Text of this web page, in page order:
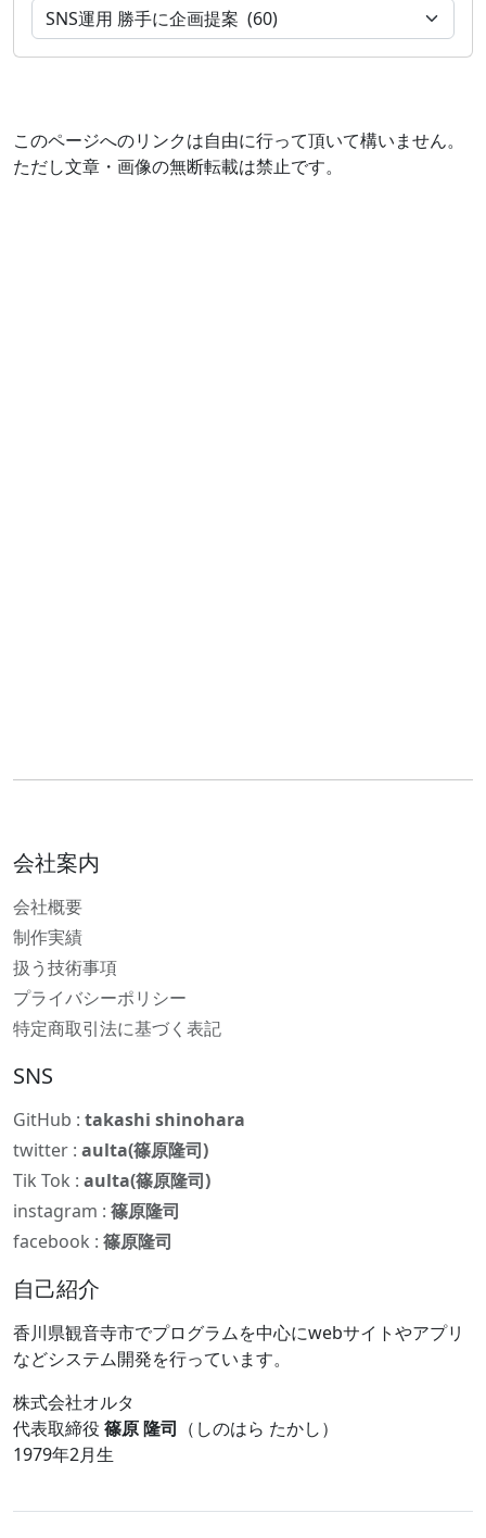
このページへのリンクは自由に行って頂いて構いません。
ただし文章・画像の無断転載は禁止です。
会社案内
会社概要
制作実績
扱う技術事項
プライバシーポリシー
特定商取引法に基づく表記
SNS
GitHub : takashi shinohara
twitter : aulta(篠原隆司)
Tik Tok : aulta(篠原隆司)
instagram : 篠原隆司
facebook : 篠原隆司
自己紹介
香川県観音寺市でプログラムを中心にwebサイトやアプリ
などシステム開発を行っています。
株式会社オルタ
代表取締役 篠原 隆司 （しのはら たかし）
1979年2月生